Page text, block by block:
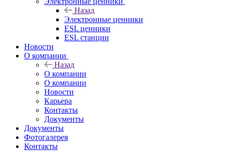
Назад
Электронные ценники
ESL ценники
ESL станции
Новости
О компании
Назад
О компании
О компании
Новости
Карьера
Контакты
Документы
Документы
Фотогалерея
Контакты